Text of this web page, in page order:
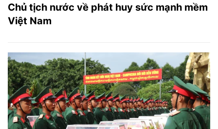
Chủ tịch nước về phát huy sức mạnh mềm
Việt Nam